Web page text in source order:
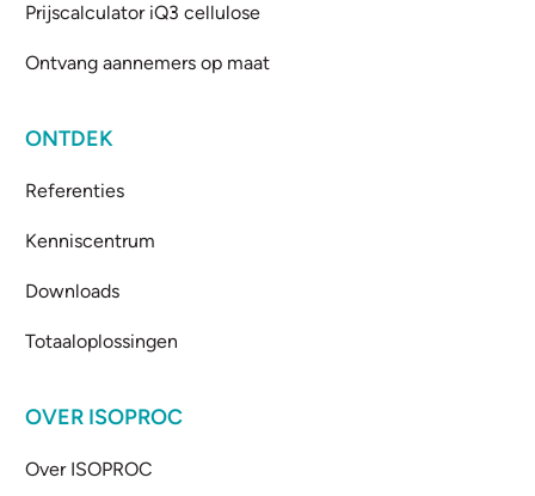
Prijscalculator iQ3 cellulose
Ontvang aannemers op maat
ONTDEK
Referenties
Kenniscentrum
Downloads
Totaaloplossingen
OVER ISOPROC
Over ISOPROC